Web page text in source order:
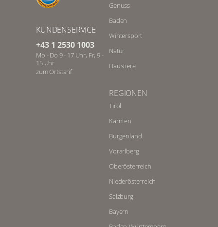
KUNDENSERVICE
+43 1 2530 1003
Mo - Do 9 - 17 Uhr, Fr, 9 -
15 Uhr
zum Ortstarif
Genuss
Baden
Wintersport
Natur
Haustiere
REGIONEN
Tirol
Kärnten
Burgenland
Vorarlberg
Oberösterreich
Niederösterreich
Salzburg
Bayern